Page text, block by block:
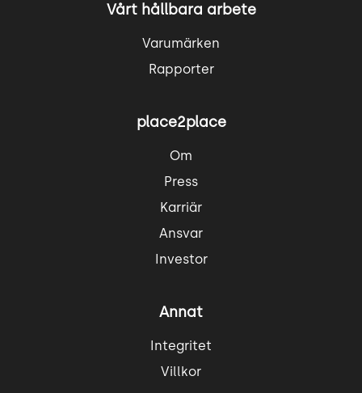
Vårt hållbara arbete
Varumärken
Rapporter
place2place
Om
Press
Karriär
Ansvar
Investor
Annat
Integritet
Villkor